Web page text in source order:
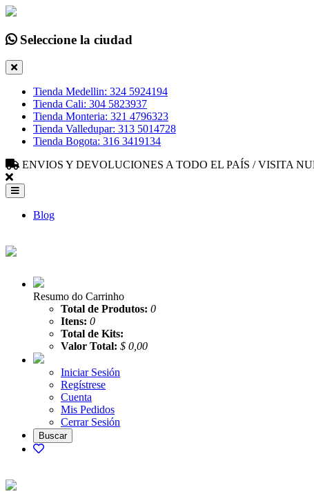
Seleccione la ciudad
Tienda Medellin: 324 5924194
Tienda Cali: 304 5823937
Tienda Monteria: 321 4796323
Tienda Valledupar: 313 5014728
Tienda Bogota: 316 3419134
ENVIOS Y DEVOLUCIONES A TODO EL PAÍS / VISITA
Blog
Resumo do Carrinho
Total de Produtos: 0
Itens: 0
Total de Kits:
Valor Total: $ 0,00
Iniciar Sesión
Regístrese
Cuenta
Mis Pedidos
Cerrar Sesión